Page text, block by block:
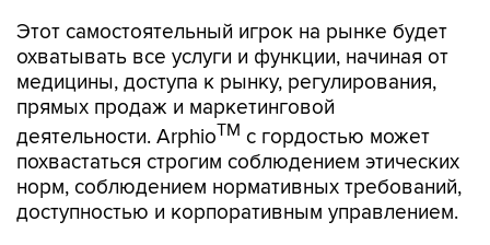
Этот самостоятельный игрок на рынке будет
охватывать все услуги и функции, начиная от
медицины, доступа к рынку, регулирования,
прямых продаж и маркетинговой
деятельности. ArphioTM с гордостью может
похвастаться строгим соблюдением этических
норм, соблюдением нормативных требований,
доступностью и корпоративным управлением.